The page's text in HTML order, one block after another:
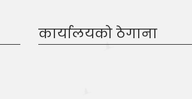
कार्यालयको ठेगाना